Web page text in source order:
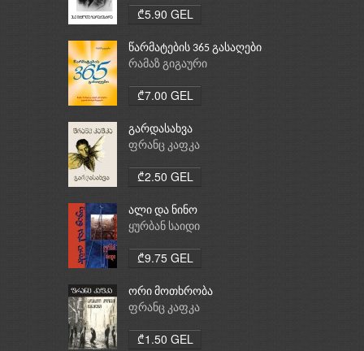
₾5.90 GEL
წარმატების 365 გასაღები
რამაზ გიგაური
₾7.00 GEL
გარდასახვა
ფრანც კაფკა
₾2.50 GEL
ალი და ნინო
ყურბან საიდი
₾9.75 GEL
ორი მოთხრობა
ფრანც კაფკა
₾1.50 GEL